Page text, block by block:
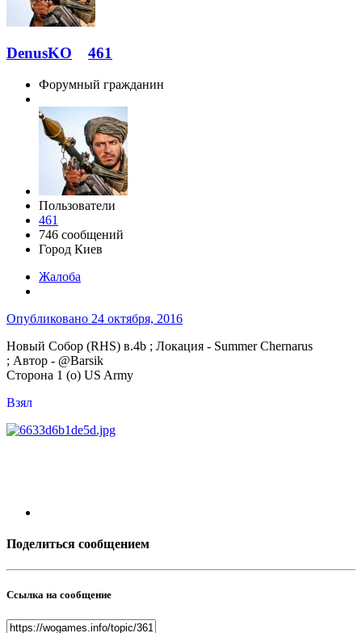
DenusKO 461
Форумный гражданин
Пользователи
461
746 сообщений
Город Киев
Жалоба
Опубликовано 24 октября, 2016
Новый Собор (RHS) в.4b ; Локация - Summer Chernarus
; Автор - @Barsik
Сторона 1 (о) US Army
Взял
Поделиться сообщением
Ссылка на сообщение